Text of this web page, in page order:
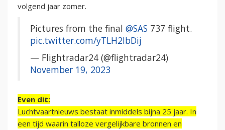
volgend jaar zomer.
Pictures from the final @SAS 737 flight.
pic.twitter.com/yTLH2lbDij
— Flightradar24 (@flightradar24)
November 19, 2023
Even dit:
Luchtvaartnieuws bestaat inmiddels bijna 25 jaar. In
een tijd waarin talloze vergelijkbare bronnen en